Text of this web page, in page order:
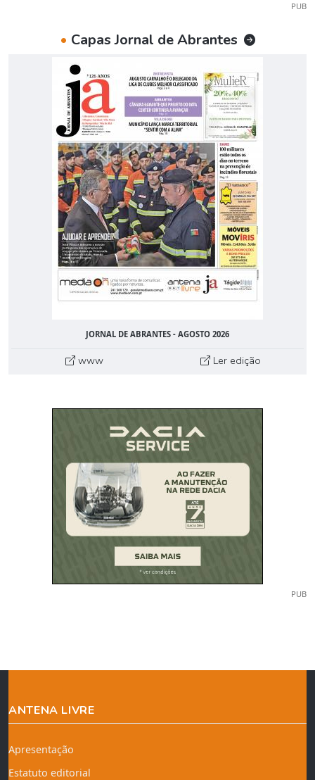
PUB
• Capas Jornal de Abrantes
JORNAL DE ABRANTES - AGOSTO 2026
www Ler edição
PUB
ANTENA LIVRE
Apresentação
Estatuto editorial